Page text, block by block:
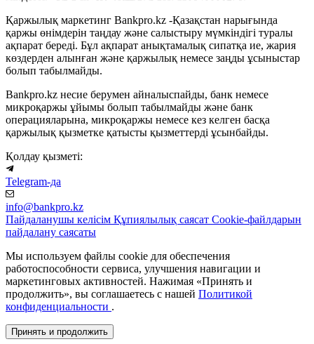
Қаржылық маркетинг Bankpro.kz -Қазақстан нарығында
қаржы өнімдерін таңдау және салыстыру мүмкіндігі туралы
ақпарат береді. Бұл ақпарат анықтамалық сипатқа ие, жария
көздерден алынған және қаржылық немесе заңды ұсыныстар
болып табылмайды.
Bankpro.kz несие берумен айналыспайды, банк немесе
микроқаржы ұйымы болып табылмайды және банк
операцияларына, микроқаржы немесе кез келген басқа
қаржылық қызметке қатысты қызметтерді ұсынбайды.
Қолдау қызметі:
Telegram-да
info@bankpro.kz
Пайдаланушы келісім Құпиялылық саясат Cookie-файлдарын
пайдалану саясаты
Мы используем файлы cookie для обеспечения
работоспособности сервиса, улучшения навигации и
маркетинговых активностей. Нажимая «Принять и
продолжить», вы соглашаетесь с нашей Политикой
конфиденциальности .
Принять и продолжить